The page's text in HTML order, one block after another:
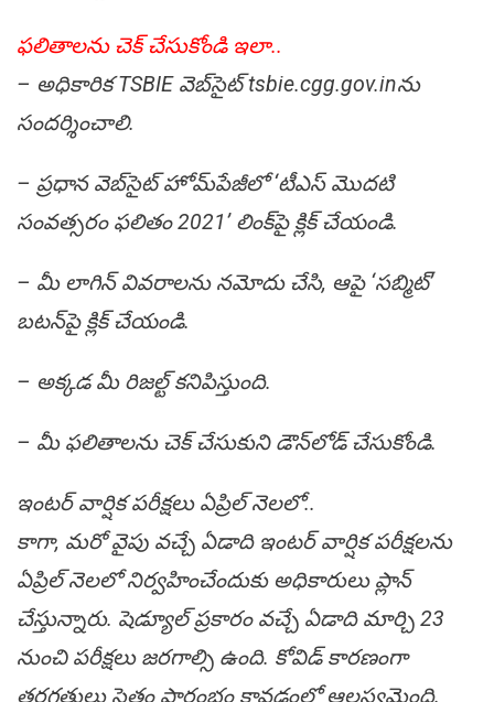
ఫ‌లితాల‌ను చెక్ చేసుకోండి ఇలా..
– అధికారిక TSBIE వెబ్‌సైట్‌ tsbie.cgg.gov.inను
సందర్శించాలి.
– ప్రధాన వెబ్‌సైట్ హోమ్‌పేజీలో ‘టీఎస్ మొదటి
సంవత్సరం ఫలితం 2021’ లింక్‌పై క్లిక్ చేయండి.
– మీ లాగిన్ వివరాలను నమోదు చేసి, ఆపై ‘సబ్మిట్’
బటన్‌పై క్లిక్ చేయండి.
– అక్కడ మీ రిజల్ట్ కనిపిస్తుంది.
– మీ ఫలితాలను చెక్ చేసుకుని డౌన్‌లోడ్ చేసుకోండి.
ఇంటర్‌ వార్షిక పరీక్షలు ఏప్రిల్‌ నెలలో..
కాగా, మరో వైపు వచ్చే ఏడాది ఇంటర్‌ వార్షిక పరీక్షలను
ఏప్రిల్‌ నెలలో నిర్వహించేందుకు అధికారులు ప్లాన్
చేస్తున్నారు. షెడ్యూల్‌ ప్రకారం వచ్చే ఏడాది మార్చి 23
నుంచి పరీక్షలు జరగాల్సి ఉంది. కోవిడ్‌ కారణంగా
తరగతులు సైతం ప్రారంభం కావడంలో ఆలస్యమైంది.